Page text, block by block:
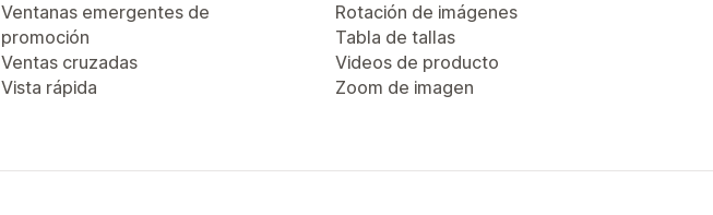
Ventanas emergentes de
promoción
Ventas cruzadas
Vista rápida
Rotación de imágenes
Tabla de tallas
Videos de producto
Zoom de imagen